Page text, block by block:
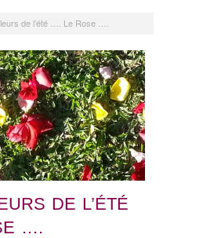
de l’été …. Le Rose ….
DE L’ÉTÉ
….